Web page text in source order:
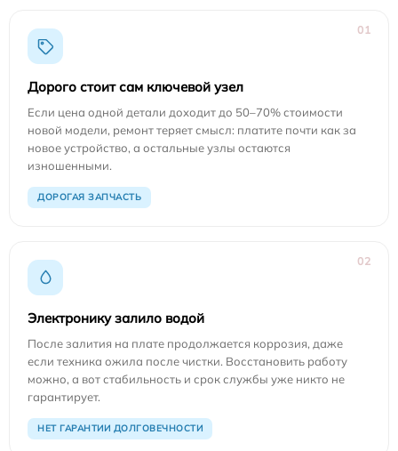
01
Дорого стоит сам ключевой узел
Если цена одной детали доходит до 50–70% стоимости
новой модели, ремонт теряет смысл: платите почти как за
новое устройство, а остальные узлы остаются
изношенными.
ДОРОГАЯ ЗАПЧАСТЬ
02
Электронику залило водой
После залития на плате продолжается коррозия, даже
если техника ожила после чистки. Восстановить работу
можно, а вот стабильность и срок службы уже никто не
гарантирует.
НЕТ ГАРАНТИИ ДОЛГОВЕЧНОСТИ